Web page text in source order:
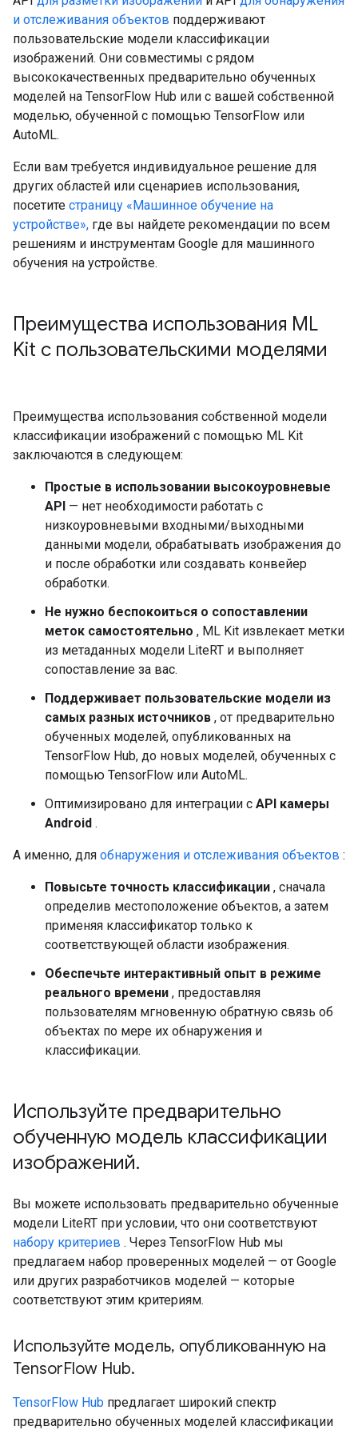
и отслеживания объектов поддерживают
пользовательские модели классификации
изображений. Они совместимы с рядом
высококачественных предварительно обученных
моделей на TensorFlow Hub или с вашей собственной
моделью, обученной с помощью TensorFlow или
AutoML.
Если вам требуется индивидуальное решение для
других областей или сценариев использования,
посетите страницу «Машинное обучение на
устройстве», где вы найдете рекомендации по всем
решениям и инструментам Google для машинного
обучения на устройстве.
Преимущества использования ML
Kit с пользовательскими моделями
Преимущества использования собственной модели
классификации изображений с помощью ML Kit
заключаются в следующем:
Простые в использовании высокоуровневые
API — нет необходимости работать с
низкоуровневыми входными/выходными
данными модели, обрабатывать изображения до
и после обработки или создавать конвейер
обработки.
Не нужно беспокоиться о сопоставлении
меток самостоятельно , ML Kit извлекает метки
из метаданных модели LiteRT и выполняет
сопоставление за вас.
Поддерживает пользовательские модели из
самых разных источников , от предварительно
обученных моделей, опубликованных на
TensorFlow Hub, до новых моделей, обученных с
помощью TensorFlow или AutoML.
Оптимизировано для интеграции с API камеры
Android .
А именно, для обнаружения и отслеживания объектов :
Повысьте точность классификации , сначала
определив местоположение объектов, а затем
применяя классификатор только к
соответствующей области изображения.
Обеспечьте интерактивный опыт в режиме
реального времени , предоставляя
пользователям мгновенную обратную связь об
объектах по мере их обнаружения и
классификации.
Используйте предварительно
обученную модель классификации
изображений.
Вы можете использовать предварительно обученные
модели LiteRT при условии, что они соответствуют
набору критериев . Через TensorFlow Hub мы
предлагаем набор проверенных моделей — от Google
или других разработчиков моделей — которые
соответствуют этим критериям.
Используйте модель, опубликованную на
TensorFlow Hub.
TensorFlow Hub предлагает широкий спектр
предварительно обученных моделей классификации